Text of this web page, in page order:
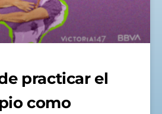
practicar el
como